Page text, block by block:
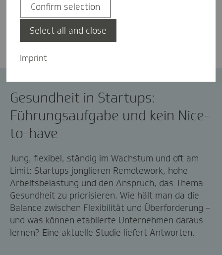
Rebecca Vaneeva
Gesundheit in Startups:
Führungsaufgabe und kein Nice-
to-have
Jung, flexibel, ständig im Wachstum und oft am
Limit: Startups jonglieren Remotework, hohe
Arbeitsbelastung und den Anspruch, das Thema
Gesundheit zu priorisieren. Wie hält man da die
Balance zwischen Flexibilität und Überforderung –
und was können etablierte Unternehmen daraus
lernen? Eine aktuelle Studie liefert Antworten.
Imprint
Confirm selection
Select all and close